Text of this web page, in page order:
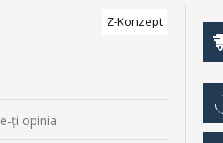
Z-Konzept
ţi opinia